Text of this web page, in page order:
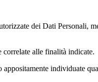
dei Dati Personali,
correlate alle finalità indicate.
individuate